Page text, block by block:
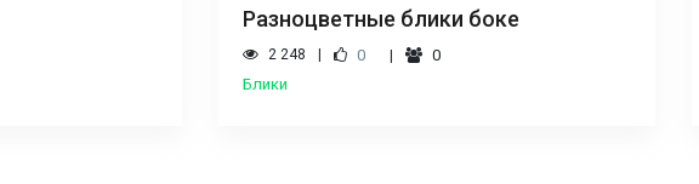
Разноцветные блики боке
2 248 0
0
Блики